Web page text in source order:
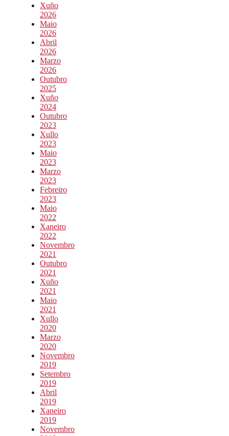
Xuño
2026
Maio
2026
Abril
2026
Marzo
2026
Outubro
2025
Xuño
2024
Outubro
2023
Xullo
2023
Maio
2023
Marzo
2023
Febreiro
2023
Maio
2022
Xaneiro
2022
Novembro
2021
Outubro
2021
Xuño
2021
Maio
2021
Xullo
2020
Marzo
2020
Novembro
2019
Setembro
2019
Abril
2019
Xaneiro
2019
Novembro